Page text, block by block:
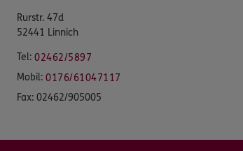
Rurstr. 47d
52441 Linnich
Tel: 02462/5897
Mobil: 0176/61047117
Fax: 02462/905005